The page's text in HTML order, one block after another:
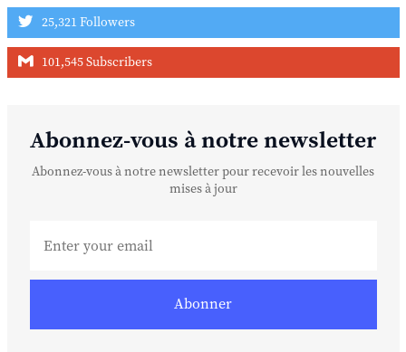
25,321 Followers
101,545 Subscribers
Abonnez-vous à notre newsletter
Abonnez-vous à notre newsletter pour recevoir les nouvelles
mises à jour
Abonner